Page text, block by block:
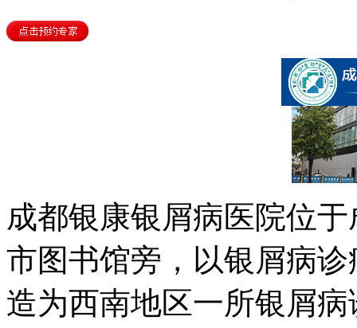
成都银康银屑病医院位
市图书馆旁，以银屑病
造为西南地区一所银屑